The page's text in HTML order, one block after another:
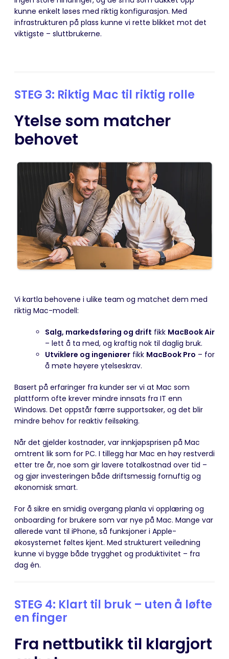
kunne enkelt løses med riktig konfigurasjon. Med
infrastrukturen på plass kunne vi rette blikket mot det
viktigste – sluttbrukerne.
STEG 3: Riktig Mac til riktig rolle
Ytelse som matcher
behovet
Vi kartla behovene i ulike team og matchet dem med
riktig Mac-modell:
Salg, markedsføring og drift fikk MacBook Air
– lett å ta med, og kraftig nok til daglig bruk.
Utviklere og ingeniører fikk MacBook Pro – for
å møte høyere ytelseskrav.
Basert på erfaringer fra kunder ser vi at Mac som
plattform ofte krever mindre innsats fra IT enn
Windows. Det oppstår færre supportsaker, og det blir
mindre behov for reaktiv feilsøking.
Når det gjelder kostnader, var innkjøpsprisen på Mac
omtrent lik som for PC. I tillegg har Mac en høy restverdi
etter tre år, noe som gir lavere totalkostnad over tid –
og gjør investeringen både driftsmessig fornuftig og
økonomisk smart.
For å sikre en smidig overgang planla vi opplæring og
onboarding for brukere som var nye på Mac. Mange var
allerede vant til iPhone, så funksjoner i Apple-
økosystemet føltes kjent. Med strukturert veiledning
kunne vi bygge både trygghet og produktivitet – fra
dag én.
STEG 4: Klart til bruk – uten å løfte
en finger
Fra nettbutikk til klargjort